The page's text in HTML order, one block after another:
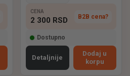
CENA
2 300 RSD B2B cena?
Dostupno
Detaljnije
Dodaj u
korpu